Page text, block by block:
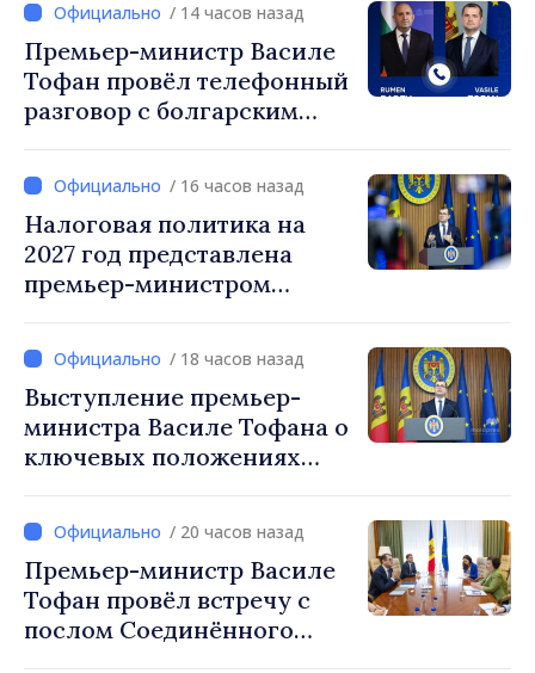
/ 14 часов назад
Премьер-министр Василе
Тофан провёл телефонный
разговор с болгарским
Радевым
/ 16 часов назад
Налоговая политика на
2027 год представлена
премьер-министром
снижение налоговой
нагрузки на труд,
стимулирование
инвестиций и более
справедливое
/ 18 часов назад
Выступление премьер-
министра Василе Тофана о
ключевых положениях
2027 год
/ 20 часов назад
Премьер-министр Василе
Тофан провёл встречу с
послом Соединённого